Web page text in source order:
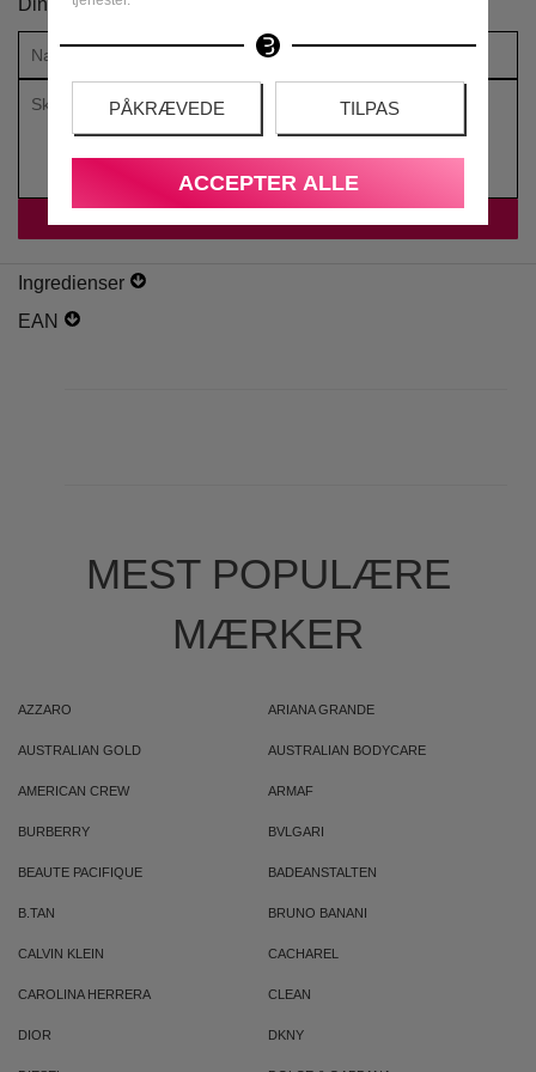
PÅKRÆVEDE TILPAS
ACCEPTER ALLE
Ingredienser
EAN
MEST POPULÆRE
MÆRKER
AZZARO ARIANA GRANDE
AUSTRALIAN GOLD AUSTRALIAN BODYCARE
AMERICAN CREW ARMAF
BURBERRY BVLGARI
BEAUTE PACIFIQUE BADEANSTALTEN
B.TAN BRUNO BANANI
CALVIN KLEIN CACHAREL
CAROLINA HERRERA CLEAN
DIOR DKNY